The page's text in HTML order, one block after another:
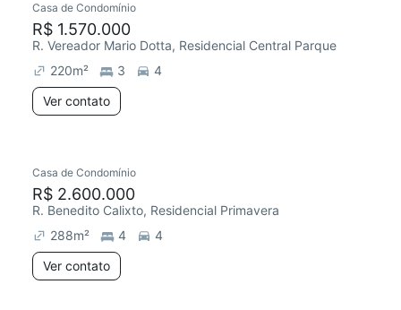
Casa de Condomínio
R$ 1.570.000
R. Vereador Mario Dotta, Residencial Central Parque
220m² 3
4
Ver contato
Casa de Condomínio
R$ 2.600.000
R. Benedito Calixto, Residencial Primavera
288m² 4
4
Ver contato